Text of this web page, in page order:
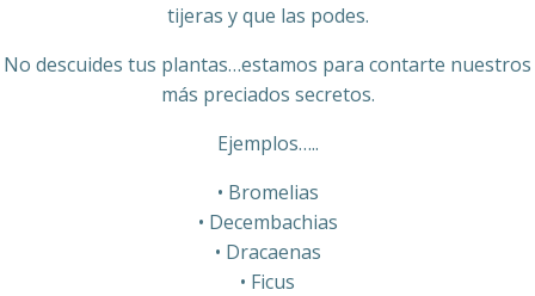
tijeras y que las podes.
No descuides tus plantas…estamos para contarte nuestros
más preciados secretos.
Ejemplos…..
• Bromelias
• Decembachias
• Dracaenas
• Ficus